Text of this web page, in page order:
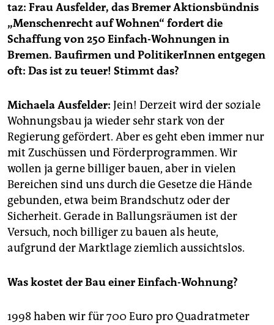
unterstützen
abo
genossenschaft
taz: Frau Ausfelder, das Bremer Aktionsbündnis
„Menschenrecht auf Wohnen“ fordert die
Schaffung von 250 Einfach-Wohnungen in
Bremen. Baufirmen und PolitikerInnen entgegen
oft: Das ist zu teuer! Stimmt das?
Michaela Ausfelder: Jein! Derzeit wird der soziale
Wohnungsbau ja wieder sehr stark von der
Regierung gefördert. Aber es geht eben immer nur
mit Zuschüssen und Förderprogrammen. Wir
wollen ja gerne billiger bauen, aber in vielen
Bereichen sind uns durch die Gesetze die Hände
gebunden, etwa beim Brandschutz oder der
Sicherheit. Gerade in Ballungsräumen ist der
Versuch, noch billiger zu bauen als heute,
aufgrund der Marktlage ziemlich aussichtslos.
Was kostet der Bau einer Einfach-Wohnung?
1998 haben wir für 700 Euro pro Quadratmeter